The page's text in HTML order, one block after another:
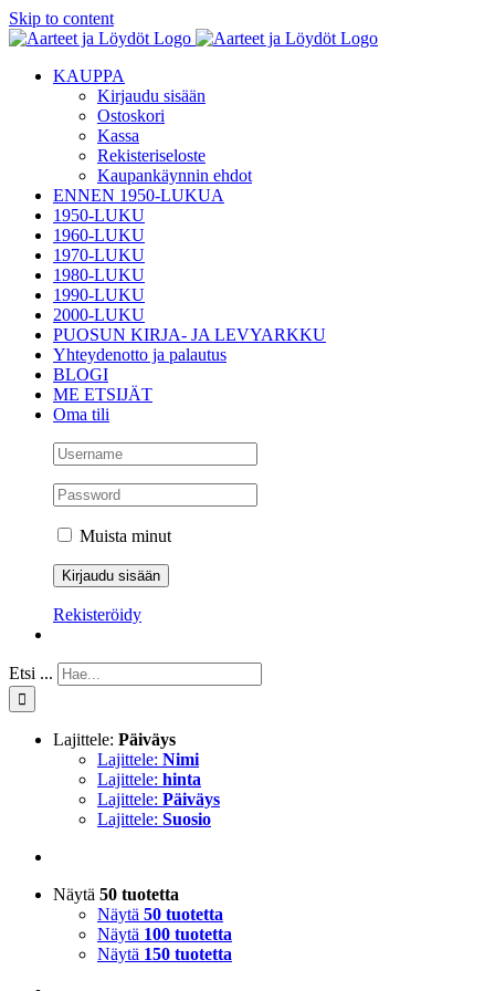
Skip to content
KAUPPA
Kirjaudu sisään
Ostoskori
Kassa
Rekisteriseloste
Kaupankäynnin ehdot
ENNEN 1950-LUKUA
1950-LUKU
1960-LUKU
1970-LUKU
1980-LUKU
1990-LUKU
2000-LUKU
PUOSUN KIRJA- JA LEVYARKKU
Yhteydenotto ja palautus
BLOGI
ME ETSIJÄT
Oma tili
Muista minut
Rekisteröidy
Etsi ...
Lajittele: Päiväys
Lajittele: Nimi
Lajittele: hinta
Lajittele: Päiväys
Lajittele: Suosio
Näytä 50 tuotetta
Näytä 50 tuotetta
Näytä 100 tuotetta
Näytä 150 tuotetta